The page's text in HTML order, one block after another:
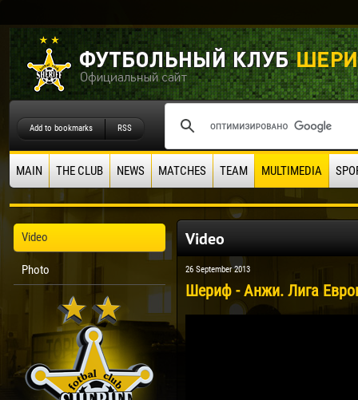
Add to bookmarks RSS
MAIN THE CLUB NEWS MATCHES TEAM MULTIMEDIA
Video
Photo
Video
26 September 2013
Шериф - Анжи. Лига